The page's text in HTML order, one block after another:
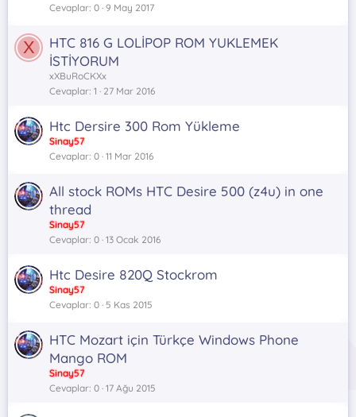
Cevaplar 0 9 May 2017
X
HTC 816 G LOLİPOP ROM YUKLEMEK
İSTİYORUM
xXBuRoCKXx
Cevaplar 1 27 Mar 2016
Htc Dersire 300 Rom Yükleme
Sinay57
Cevaplar 0 11 Mar 2016
All stock ROMs HTC Desire 500 (z4u) in one
thread
Sinay57
Cevaplar 0 13 Ocak 2016
Htc Desire 820Q Stockrom
Sinay57
Cevaplar 0 5 Kas 2015
HTC Mozart için Türkçe Windows Phone
Mango ROM
Sinay57
Cevaplar 0 17 Ağu 2015